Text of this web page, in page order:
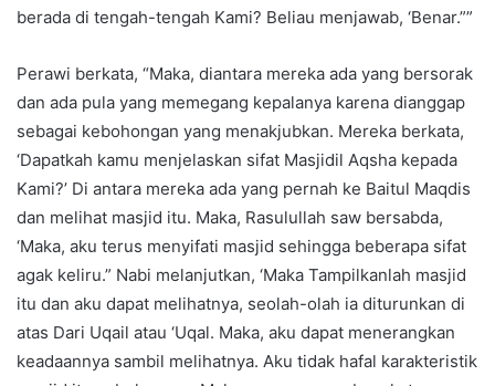
berada di tengah-tengah Kami? Beliau menjawab, ‘Benar.””
Perawi berkata, “Maka, diantara mereka ada yang bersorak
dan ada pula yang memegang kepalanya karena dianggap
sebagai kebohongan yang menakjubkan. Mereka berkata,
‘Dapatkah kamu menjelaskan sifat Masjidil Aqsha kepada
Kami?’ Di antara mereka ada yang pernah ke Baitul Maqdis
dan melihat masjid itu. Maka, Rasulullah saw bersabda,
‘Maka, aku terus menyifati masjid sehingga beberapa sifat
agak keliru.” Nabi melanjutkan, ‘Maka Tampilkanlah masjid
itu dan aku dapat melihatnya, seolah-olah ia diturunkan di
atas Dari Uqail atau ‘Uqal. Maka, aku dapat menerangkan
keadaannya sambil melihatnya. Aku tidak hafal karakteristik